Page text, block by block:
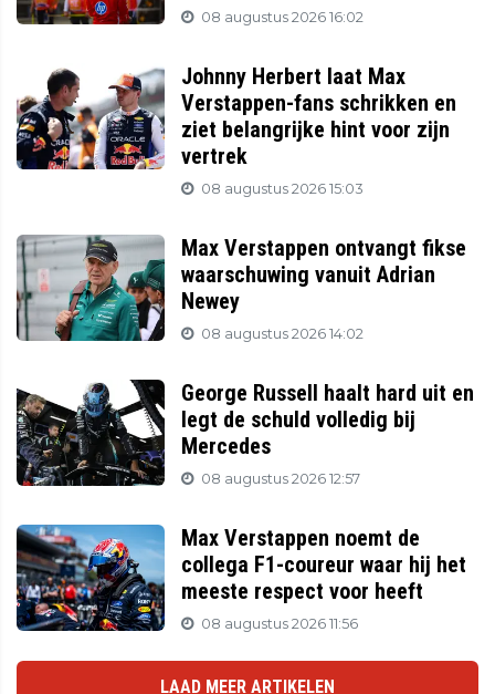
08 augustus 2026 16:02
Johnny Herbert laat Max
Verstappen-fans schrikken en
ziet belangrijke hint voor zijn
vertrek
08 augustus 2026 15:03
Max Verstappen ontvangt fikse
waarschuwing vanuit Adrian
Newey
08 augustus 2026 14:02
George Russell haalt hard uit en
legt de schuld volledig bij
Mercedes
08 augustus 2026 12:57
Max Verstappen noemt de
collega F1-coureur waar hij het
meeste respect voor heeft
08 augustus 2026 11:56
LAAD MEER ARTIKELEN